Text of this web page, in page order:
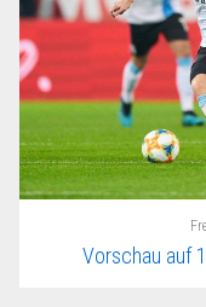
Vorschau auf